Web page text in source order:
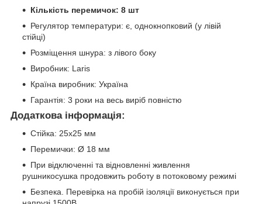
Кількість перемичок: 8 шт
Регулятор температури: є, однокнопковий (у лівій
стійці)
Розміщення шнура: з лівого боку
Виробник: Laris
Країна виробник: Україна
Гарантія: 3 роки на весь виріб повністю
Додаткова інформація:
Стійка: 25х25 мм
Перемички: Ø 18 мм
При відключенні та відновленні живлення
рушникосушка продовжить роботу в потоковому режимі
Безпека. Перевірка на пробій ізоляції виконується при